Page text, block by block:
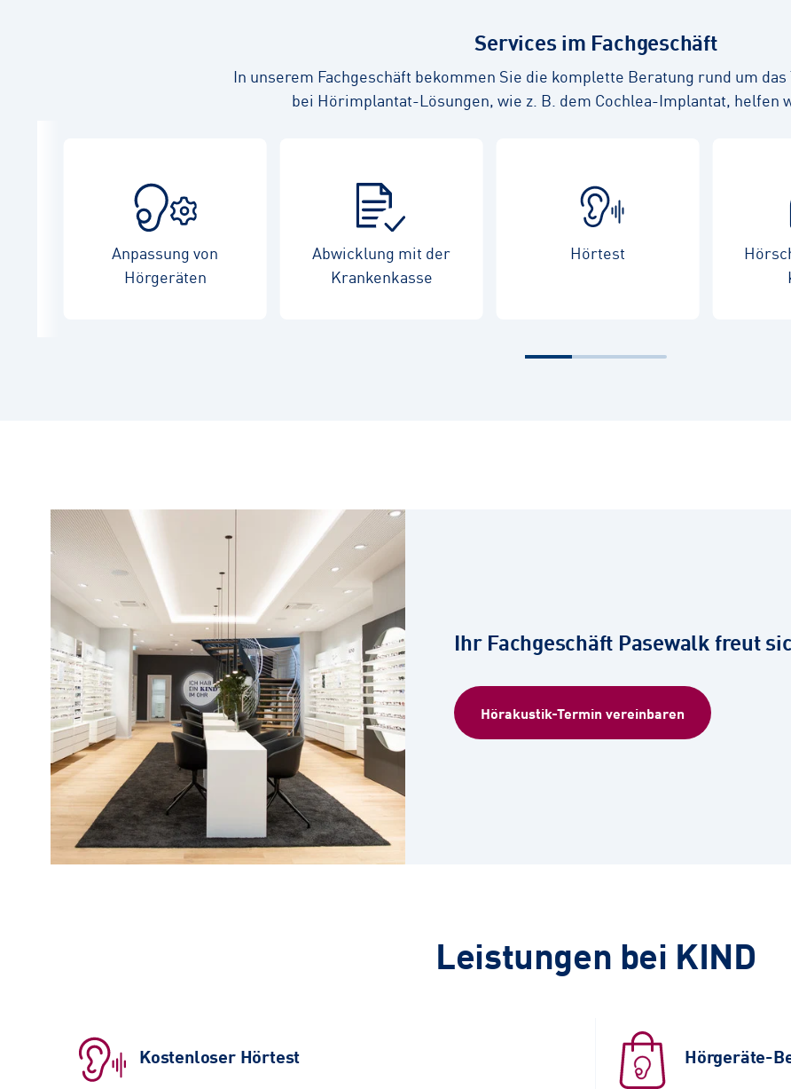
Services im Fachgeschäft
In unserem Fachgeschäft bekommen Sie die komplette Beratung rund um
bei Hörimplantat-Lösungen, wie z. B. dem Cochlea-Implantat, helfen
Anpassung von
Hörgeräten
Abwicklung mit der
Krankenkasse
Hörtest
Ihr Fachgeschäft Pasewalk freut
Hörakustik-Termin vereinbaren
Leistungen bei KIND
Kostenloser Hörtest Hörgeräte-